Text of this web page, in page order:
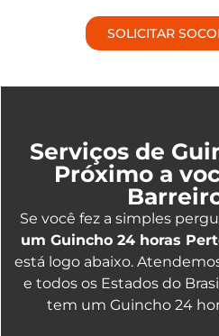
SOLICITAR
Serviços de
Próximo a
Se você fez a simples
um Guincho 24 horas
está logo abaixo.
e todos os Estados do
tem um Guincho 24